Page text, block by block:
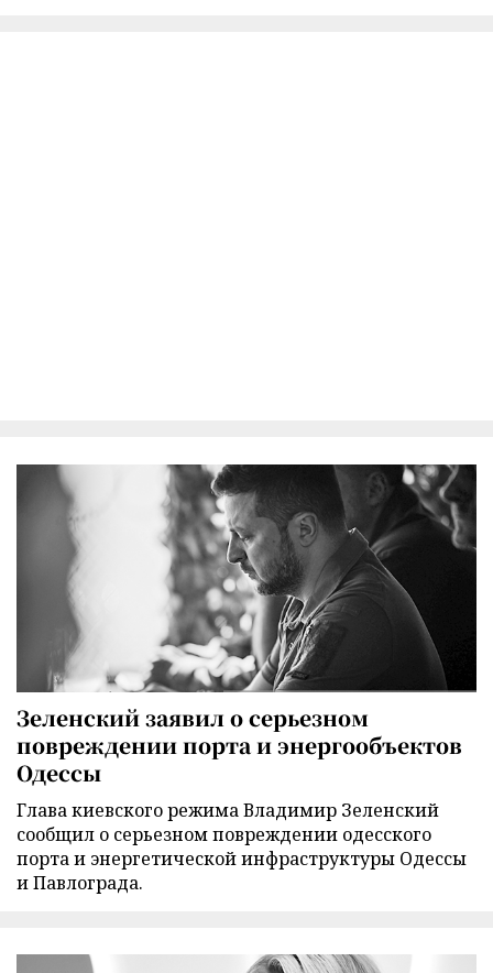
Зеленский заявил о серьезном
повреждении порта и энергообъектов
Одессы
Глава киевского режима Владимир Зеленский
сообщил о серьезном повреждении одесского
порта и энергетической инфраструктуры Одессы
и Павлограда.